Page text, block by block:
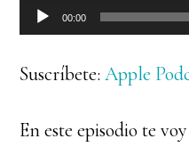
Reproductor
de
audio
00:00
Suscríbete:Apple
En este episodio te